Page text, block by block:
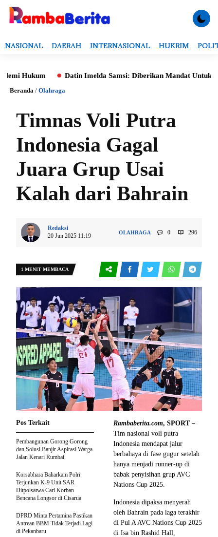
NASIONAL DAERAH INTERNASIONAL HUKRIM
Datin Imelda Samsi: Diberikan Mandat Untuk
Beranda / Olahraga
Timnas Voli Putra
Indonesia Gagal
Juara Grup Usai
Kalah dari Bahrain
Redaksi
20 Jun 2025 11:19
OLAHRAGA 0 296
1 MENIT MEMBACA
Rambaberita.com, SPORT –
Tim nasional voli putra
Indonesia mendapat jalur
berbahaya di fase gugur setelah
hanya menjadi runner-up di
babak penyisihan grup AVC
Nations Cup 2025.
Indonesia dipaksa menyerah
oleh Bahrain pada laga terakhir
di Pul A AVC Nations Cup 2025
di Isa bin Rashid Hall,
Pos Terkait
Pembangunan Gorong Gorong
dan Solusi Banjir Aspirasi Warga
Jalan Kenari Rumbai.
Korsabhara Baharkam Polri
Terjunkan K-9 Unit SAR
Ditpolsatwa Cari Korban
Bencana Longsor di Cisarua
DPRD Minta Pertamina Pastikan
Antrean BBM Tidak Terjadi Lagi
di Pekanbaru